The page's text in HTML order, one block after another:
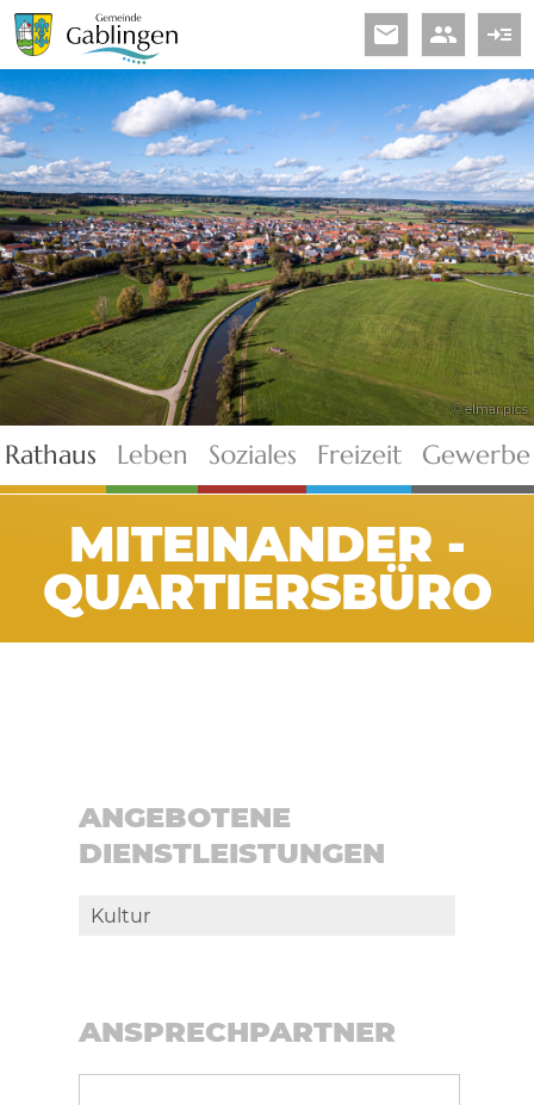
read_more
people
email
© elmar.pics
Rathaus Leben Soziales Freizeit Gewerbe
MITEINANDER -
QUARTIERSBÜRO
ANGEBOTENE
DIENSTLEISTUNGEN
Kultur
ANSPRECHPARTNER